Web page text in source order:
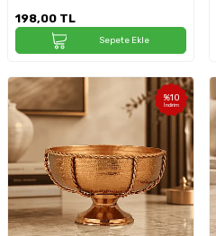
198,00 TL
Sepete Ekle
%10
İndirim